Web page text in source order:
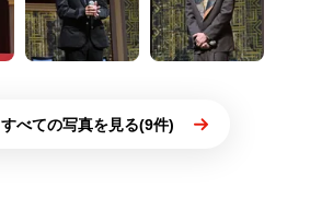
すべての写真を見る(9件)